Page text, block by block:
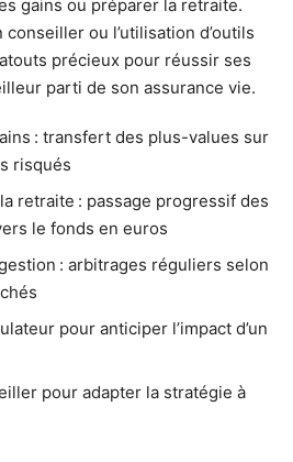
gains ou préparer la retraite.
conseiller ou l’utilisation d’outils
précieux pour réussir ses
parti de son assurance vie.
: transfert des plus-values sur
risqués
retraite : passage progressif des
le fonds en euros
: arbitrages réguliers selon
pour anticiper l’impact d’un
pour adapter la stratégie à